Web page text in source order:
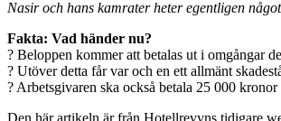
Nasir och hans kamrater heter egentligen
Fakta: Vad händer nu?
? Beloppen kommer att betalas ut i omgångar
? Utöver detta får var och en ett allmänt
? Arbetsgivaren ska också betala 25 000
Den här artikeln är från Hotellrevyns tidigare